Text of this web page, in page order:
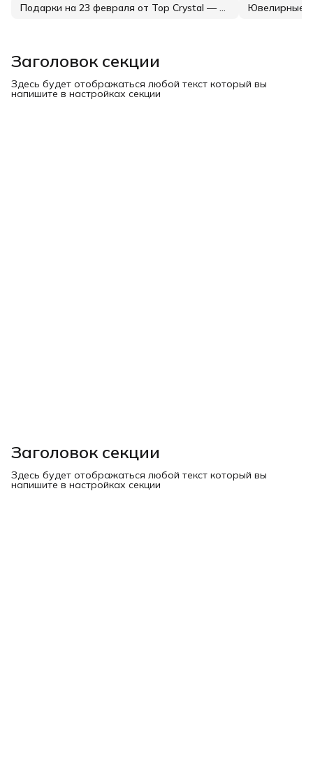
Подарки на 23 февраля от Top Crystal — серебро, которое носят каждый день Ювелирные
Заголовок секции
Здесь будет отображаться любой текст который вы
напишите в настройках секции
Заголовок секции
Здесь будет отображаться любой текст который вы
напишите в настройках секции